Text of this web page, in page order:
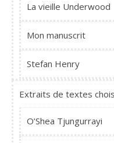
La vieille Underwood
Mon manuscrit
Stefan Henry
Extraits de textes
O’Shea Tjungurrayi